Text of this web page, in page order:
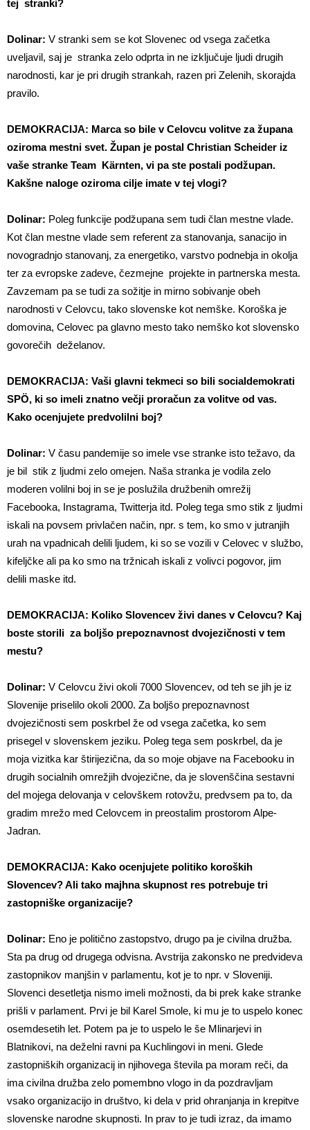
tej stranki?
Dolinar: V stranki sem se kot Slovenec od vsega začetka
uveljavil, saj je stranka zelo odprta in ne izključuje ljudi drugih
narodnosti, kar je pri drugih strankah, razen pri Zelenih, skorajda
pravilo.
DEMOKRACIJA: Marca so bile v Celovcu volitve za župana
oziroma mestni svet. Župan je postal Christian Scheider iz
vaše stranke Team Kärnten, vi pa ste postali podžupan.
Kakšne naloge oziroma cilje imate v tej vlogi?
Dolinar: Poleg funkcije podžupana sem tudi član mestne vlade.
Kot član mestne vlade sem referent za stanovanja, sanacijo in
novogradnjo stanovanj, za energetiko, varstvo podnebja in okolja
ter za evropske zadeve, čezmejne projekte in partnerska mesta.
Zavzemam pa se tudi za sožitje in mirno sobivanje obeh
narodnosti v Celovcu, tako slovenske kot nemške. Koroška je
domovina, Celovec pa glavno mesto tako nemško kot slovensko
govorečih deželanov.
DEMOKRACIJA: Vaši glavni tekmeci so bili socialdemokrati
SPÖ, ki so imeli znatno večji proračun za volitve od vas.
Kako ocenjujete predvolilni boj?
Dolinar: V času pandemije so imele vse stranke isto težavo, da
je bil stik z ljudmi zelo omejen. Naša stranka je vodila zelo
moderen volilni boj in se je poslužila družbenih omrežij
Facebooka, Instagrama, Twitterja itd. Poleg tega smo stik z ljudmi
iskali na povsem privlačen način, npr. s tem, ko smo v jutranjih
urah na vpadnicah delili ljudem, ki so se vozili v Celovec v službo,
kifeljčke ali pa ko smo na tržnicah iskali z volivci pogovor, jim
delili maske itd.
DEMOKRACIJA: Koliko Slovencev živi danes v Celovcu? Kaj
boste storili za boljšo prepoznavnost dvojezičnosti v tem
mestu?
Dolinar: V Celovcu živi okoli 7000 Slovencev, od teh se jih je iz
Slovenije priselilo okoli 2000. Za boljšo prepoznavnost
dvojezičnosti sem poskrbel že od vsega začetka, ko sem
prisegel v slovenskem jeziku. Poleg tega sem poskrbel, da je
moja vizitka kar štirijezična, da so moje objave na Facebooku in
drugih socialnih omrežjih dvojezične, da je slovenščina sestavni
del mojega delovanja v celovškem rotovžu, predvsem pa to, da
gradim mrežo med Celovcem in preostalim prostorom Alpe-
Jadran.
DEMOKRACIJA: Kako ocenjujete politiko koroških
Slovencev? Ali tako majhna skupnost res potrebuje tri
zastopniške organizacije?
Dolinar: Eno je politično zastopstvo, drugo pa je civilna družba.
Sta pa drug od drugega odvisna. Avstrija zakonsko ne predvideva
zastopnikov manjšin v parlamentu, kot je to npr. v Sloveniji.
Slovenci desetletja nismo imeli možnosti, da bi prek kake stranke
prišli v parlament. Prvi je bil Karel Smole, ki mu je to uspelo konec
osemdesetih let. Potem pa je to uspelo le še Mlinarjevi in
Blatnikovi, na deželni ravni pa Kuchlingovi in meni. Glede
zastopniških organizacij in njihovega števila pa moram reči, da
ima civilna družba zelo pomembno vlogo in da pozdravljam
vsako organizacijo in društvo, ki dela v prid ohranjanja in krepitve
slovenske narodne skupnosti. In prav to je tudi izraz, da imamo